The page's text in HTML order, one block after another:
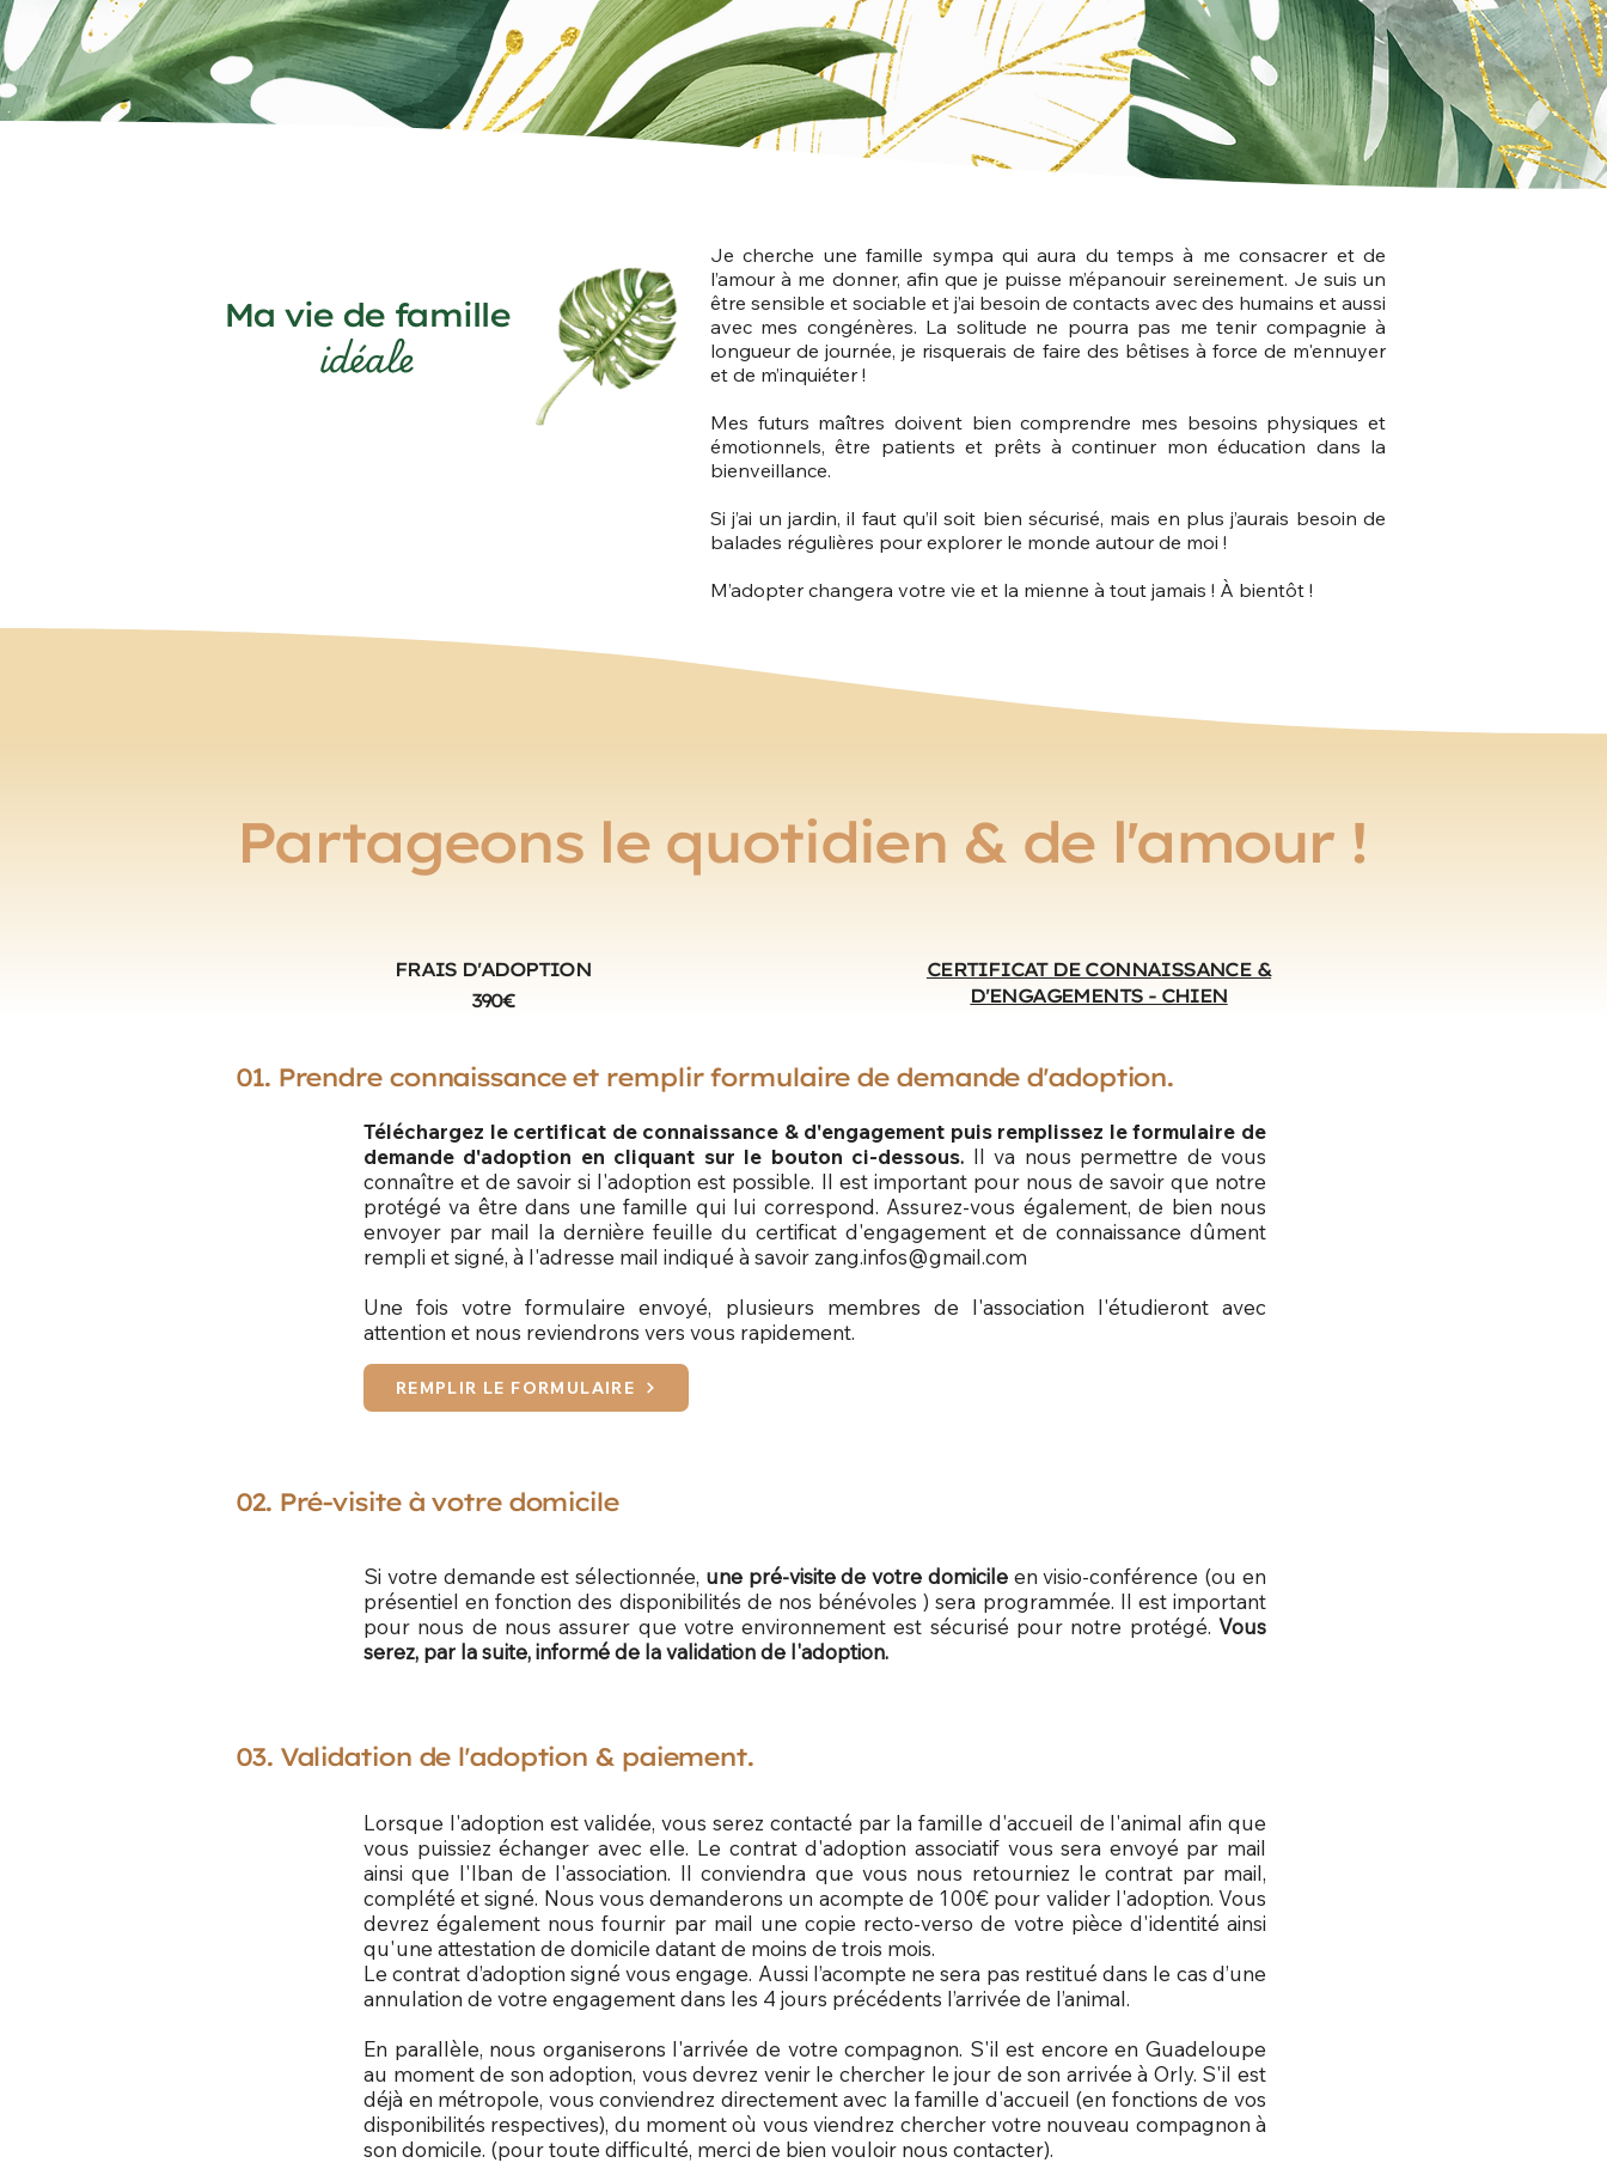
Ma vie de famille
idéale
Je cherche une famille sympa qui aura du temps à me consacrer et de
l’amour à me donner, afin que je puisse m’épanouir sereinement. Je suis un
être sensible et sociable et j’ai besoin de contacts avec des humains et aussi
avec mes congénères. La solitude ne pourra pas me tenir compagnie à
longueur de journée, je risquerais de faire des bêtises à force de m'ennuyer
et de m’inquiéter !
Mes futurs maîtres doivent bien comprendre mes besoins physiques et
émotionnels, être patients et prêts à continuer mon éducation dans la
bienveillance.
Si j’ai un jardin, il faut qu’il soit bien sécurisé, mais en plus j’aurais besoin de
balades régulières pour explorer le monde autour de moi !
M’adopter changera votre vie et la mienne à tout jamais ! À bientôt !
Partageons le quotidien & de l'amour !
FRAIS D'ADOPTION
390€
CERTIFICAT DE CONNAISSANCE &
D'ENGAGEMENTS - CHIEN
01. Prendre connaissance et remplir formulaire de demande d'adoption.
Téléchargez le certificat de connaissance & d'engagement puis remplissez le formulaire de
demande d'adoption en cliquant sur le bouton ci-dessous. Il va nous permettre de vous
connaître et de savoir si l'adoption est possible. Il est important pour nous de savoir que notre
protégé va être dans une famille qui lui correspond. Assurez-vous également, de bien nous
envoyer par mail la dernière feuille du certificat d'engagement et de connaissance dûment
rempli et signé, à l'adresse mail indiqué à savoir zang.infos@gmail.com
Une fois votre formulaire envoyé, plusieurs membres de l'association l'étudieront avec
attention et nous reviendrons vers vous rapidement.
REMPLIR LE FORMULAIRE
02. Pré-visite à votre domicile
Si votre demande est sélectionnée, une pré-visite de votre domicileen visio-conférence (ou en
présentiel en fonction des disponibilités de nos bénévoles ) sera programmée. Il est important
pour nous de nous assurer que votre environnement est sécurisé pour notre protégé. Vous
serez, par la suite, informé de la validation de l'adoption.
03. Validation de l'adoption & paiement.
Lorsque l'adoption est validée, vous serez contacté par la famille d'accueil de l'animal afin que
vous puissiez échanger avec elle. Le contrat d'adoption associatif vous sera envoyé par mail
ainsi que l'Iban de l'association. Il conviendra que vous nous retourniez le contrat par mail,
complété et signé. Nous vous demanderons un acompte de 100€ pour valider l'adoption. Vous
devrez également nous fournir par mail une copie recto-verso de votre pièce d'identité ainsi
qu'une attestation de domicile datant de moins de trois mois.
Le contrat d’adoption signé vous engage. Aussi l’acompte ne sera pas restitué dans le cas d’une
annulation de votre engagement dans les 4 jours précédents l’arrivée de l’animal.
En parallèle, nous organiserons l'arrivée de votre compagnon. S'il est encore en Guadeloupe
au moment de son adoption, vous devrez venir le chercher le jour de son arrivée à Orly. S'il est
déjà en métropole, vous conviendrez directement avec la famille d'accueil (en fonctions de vos
disponibilités respectives), du moment où vous viendrez chercher votre nouveau compagnon à
son domicile. (pour toute difficulté, merci de bien vouloir nous contacter).